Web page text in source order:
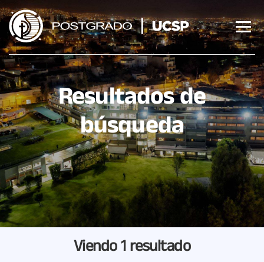
Saltar
al
contenido
Resultados de
búsqueda
Viendo1 resultado